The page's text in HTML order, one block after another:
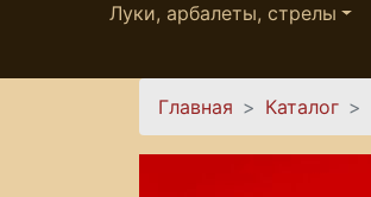
Луки, арбалеты, стрелы
Вы здесь
Главная Каталог